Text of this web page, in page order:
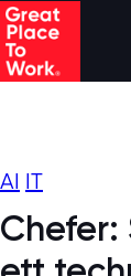
Skip to main
AI IT
Chefer: